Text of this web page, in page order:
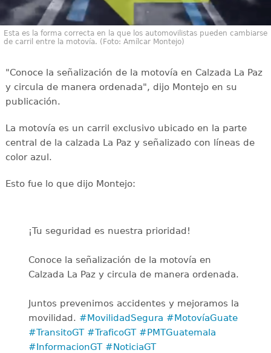
Esta es la forma correcta en la que los automovilistas pueden cambiarse
de carril entre la motovía. (Foto: Amílcar Montejo)
"Conoce la señalización de la motovía en Calzada La Paz
y circula de manera ordenada", dijo Montejo en su
publicación.
La motovía es un carril exclusivo ubicado en la parte
central de la calzada La Paz y señalizado con líneas de
color azul.
Esto fue lo que dijo Montejo:
¡Tu seguridad es nuestra prioridad!
Conoce la señalización de la motovía en
Calzada La Paz y circula de manera ordenada.
Juntos prevenimos accidentes y mejoramos la
movilidad. #MovilidadSegura #MotovíaGuate
#TransitoGT #TraficoGT #PMTGuatemala
#InformacionGT #NoticiaGT